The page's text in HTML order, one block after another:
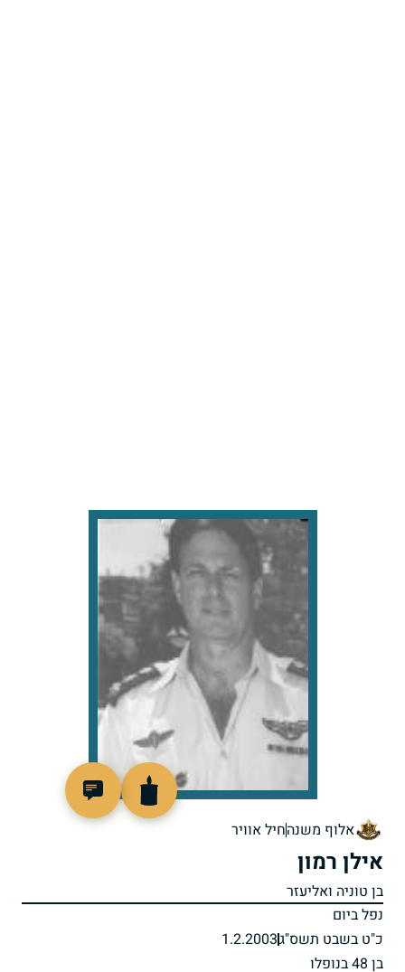
אלוף משנהחיל אוויר
אילן רמון
בן טוניה ואליעזר
נפל ביום
כ"ט בשבט תשס"ג1.2.2003
בן 48 בנופלו